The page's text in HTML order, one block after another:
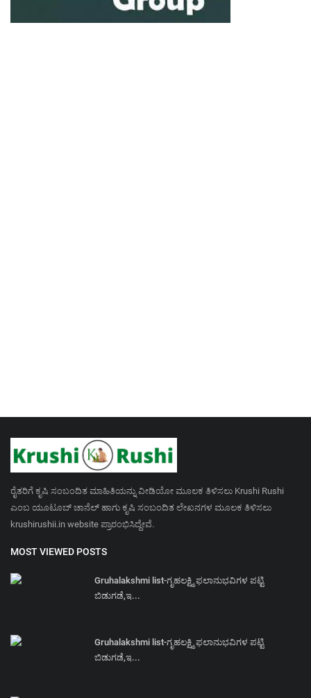
ರೈತರಿಗೆ ಕೃಷಿ ಸಂಬಂದಿತ ಮಾಹಿತಿಯನ್ನು ವೀಡಿಯೋ ಮೂಲಕ ತಿಳಿಸಲು Krushi Rushi
ಎಂಬ ಯೂಟೂಬ್ ಚಾನೆಲ್ ಹಾಗು ಕೃಷಿ ಸಂಬಂದಿತ ಲೇಖನಗಳ ಮೂಲಕ ತಿಳಿಸಲು
krushirushii.in website ಪ್ರಾರಂಭಿಸಿದ್ದೇವೆ.
MOST VIEWED POSTS
Gruhalakshmi list-ಗೃಹಲಕ್ಷ್ಮಿ ಫಲಾನುಭವಿಗಳ ಪಟ್ಟಿ
ಬಿಡುಗಡೆ,ಇ...
Gruhalakshmi list-ಗೃಹಲಕ್ಷ್ಮಿ ಫಲಾನುಭವಿಗಳ ಪಟ್ಟಿ
ಬಿಡುಗಡೆ,ಇ...